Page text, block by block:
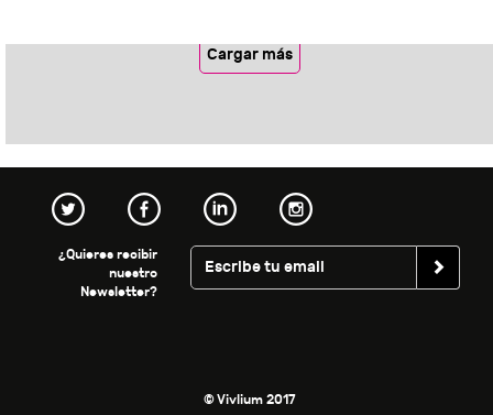
Cargar más
¿Quieres recibir
nuestro
Newsletter?
© Vivlium 2017